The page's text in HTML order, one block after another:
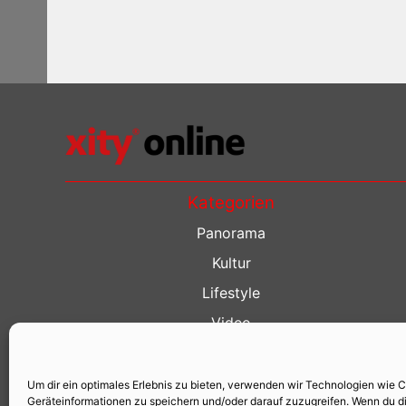
Um dir ein optimales Erlebnis zu bieten, verwenden wir Technologien wie
Geräteinformationen zu speichern und/oder darauf zuzugreifen. Wenn du
Kategorien
Panorama
Kultur
Lifestyle
Video
Kino Guide